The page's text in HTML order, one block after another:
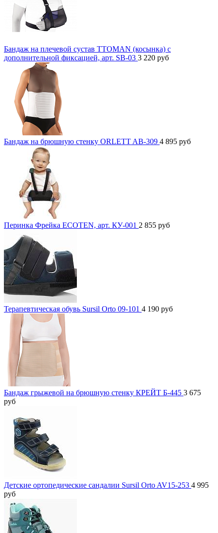
Бандаж на плечевой сустав TTOMAN (косынка) с
дополнительной фиксацией, арт. SB-03 3 220 руб
Бандаж на брюшную стенку ORLETT AB-309 4 895 руб
Перинка Фрейка ECOTEN, арт. КУ-001 2 855 руб
Терапевтическая обувь Sursil Orto 09-101 4 190 руб
Бандаж грыжевой на брюшную стенку КРЕЙТ Б-445 3 675
руб
Детские ортопедические сандалии Sursil Orto AV15-253 4 995
руб